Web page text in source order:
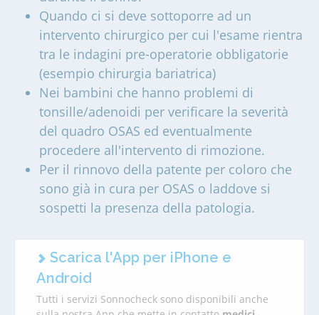
Quando ci si deve sottoporre ad un
intervento chirurgico per cui l'esame rientra
tra le indagini pre-operatorie obbligatorie
(esempio chirurgia bariatrica)
Nei bambini che hanno problemi di
tonsille/adenoidi per verificare la severità
del quadro OSAS ed eventualmente
procedere all'intervento di rimozione.
Per il rinnovo della patente per coloro che
sono già in cura per OSAS o laddove si
sospetti la presenza della patologia.
Scarica l'App per iPhone e
Android
Tutti i servizi Sonnocheck sono disponibili anche